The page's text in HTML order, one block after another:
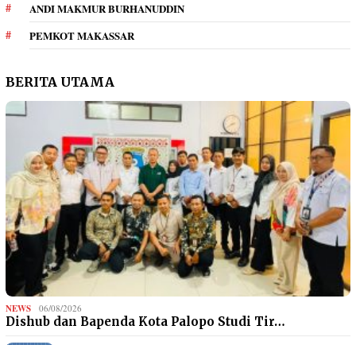
ANDI MAKMUR BURHANUDDIN
PEMKOT MAKASSAR
BERITA UTAMA
NEWS 06/08/2026
Dishub dan Bapenda Kota Palopo Studi Tir…